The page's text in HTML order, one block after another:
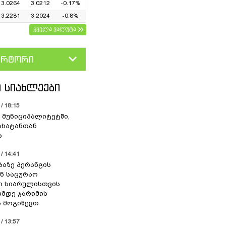
3.0264
3.0212
-0.17%
3.2281
3.2024
-0.8%
ყველა ვალუტა
18:15
14:41
პერანგის
საცურაო
სიარულისთვის
ჯარიმის
მოგიწევთ
13:57